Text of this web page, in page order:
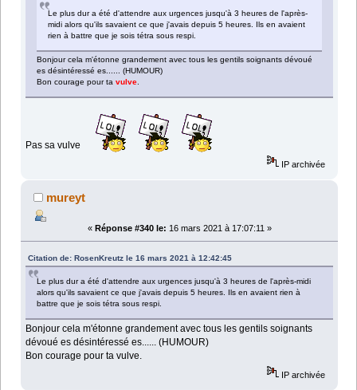
Le plus dur a été d'attendre aux urgences jusqu'à 3 heures de l'après-
midi alors qu'ils savaient ce que j'avais depuis 5 heures. Ils en avaient
rien à battre que je sois tétra sous respi.
Bonjour cela m'étonne grandement avec tous les gentils soignants dévoué
es désintéressé es...... (HUMOUR)
Bon courage pour tavulve
Pas sa vulve
IP archivée
mureyt
« Réponse #340 le: 16 mars 2021 à 17:07:11 »
Citation de: RosenKreutz le 16 mars 2021 à 12:42:45
Le plus dur a été d'attendre aux urgences jusqu'à 3 heures de l'après-midi
alors qu'ils savaient ce que j'avais depuis 5 heures. Ils en avaient rien à
battre que je sois tétra sous respi.
Bonjour cela m'étonne grandement avec tous les gentils soignants
dévoué es désintéressé es...... (HUMOUR)
Bon courage pour ta vulve.
IP archivée